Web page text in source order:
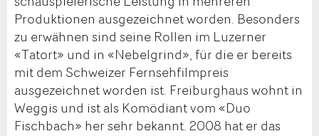
Produktionen ausgezeichnet worden. Besonders
zu erwähnen sind seine Rollen im Luzerner
«Tatort» und in «Nebelgrind», für die er bereits
mit dem Schweizer Fernsehfilmpreis
ausgezeichnet worden ist. Freiburghaus wohnt in
Weggis und ist als Komödiant vom «Duo
Fischbach» her sehr bekannt. 2008 hat er das